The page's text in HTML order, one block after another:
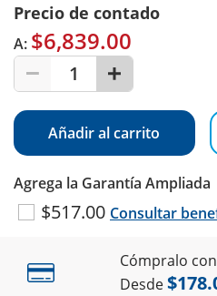
Precio de contado
A: $6,839.00
1
Añadir al carrito
Agrega la Garantía Ampliada
$517.00 Consultar
Cómpralo
Desde